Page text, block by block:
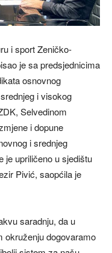
i sport Zeničko-
je sa predsjednicima
osnovnog
i visokog
Selvedinom
i dopune
i srednjeg
je upriličeno u sjedištu
Pivić, saopćila je
saradnju, da u
okruženju dogovaramo